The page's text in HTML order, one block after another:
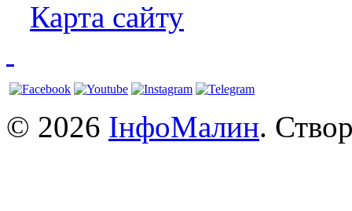
Карта сайту
© 2026 ІнфоМалин.